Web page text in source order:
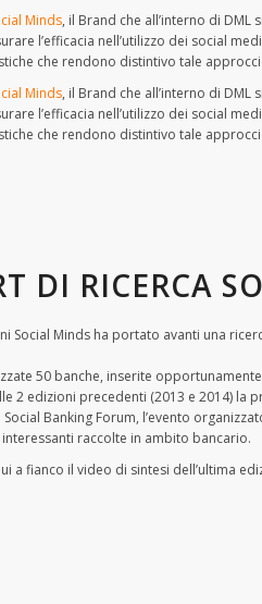
Minds, il Brand che all’interno di
l’efficacia nell’utilizzo dei social
che rendono distintivo tale
Minds, il Brand che all’interno di
l’efficacia nell’utilizzo dei social
che rendono distintivo tale
DI RICERCA
Social Minds ha portato avanti una
50 banche, inserite
2 edizioni precedenti (2013 e 2014) la
Banking Forum, l’evento
raccolte in ambito bancario.
a fianco il video di sintesi dell’ultima